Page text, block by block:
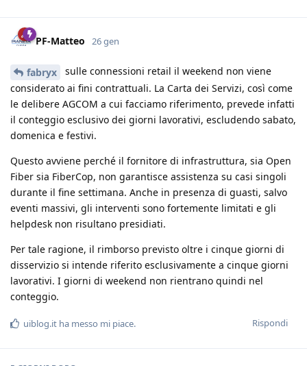
PF-Matteo 26 gen
fabryx
sulle connessioni retail il weekend non viene
considerato ai fini contrattuali. La Carta dei Servizi, così come
le delibere AGCOM a cui facciamo riferimento, prevede infatti
il conteggio esclusivo dei giorni lavorativi, escludendo sabato,
domenica e festivi.
Questo avviene perché il fornitore di infrastruttura, sia Open
Fiber sia FiberCop, non garantisce assistenza su casi singoli
durante il fine settimana. Anche in presenza di guasti, salvo
eventi massivi, gli interventi sono fortemente limitati e gli
helpdesk non risultano presidiati.
Per tale ragione, il rimborso previsto oltre i cinque giorni di
disservizio si intende riferito esclusivamente a cinque giorni
lavorativi. I giorni di weekend non rientrano quindi nel
conteggio.
Rispondi
uiblog.it ha messo mi piace.